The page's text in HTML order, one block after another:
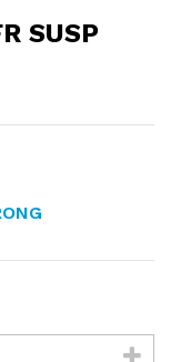
SUSP